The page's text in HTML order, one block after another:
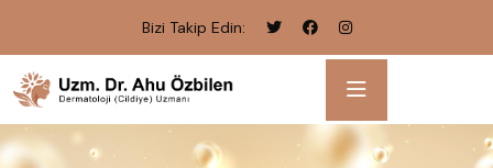
Bizi Takip Edin: